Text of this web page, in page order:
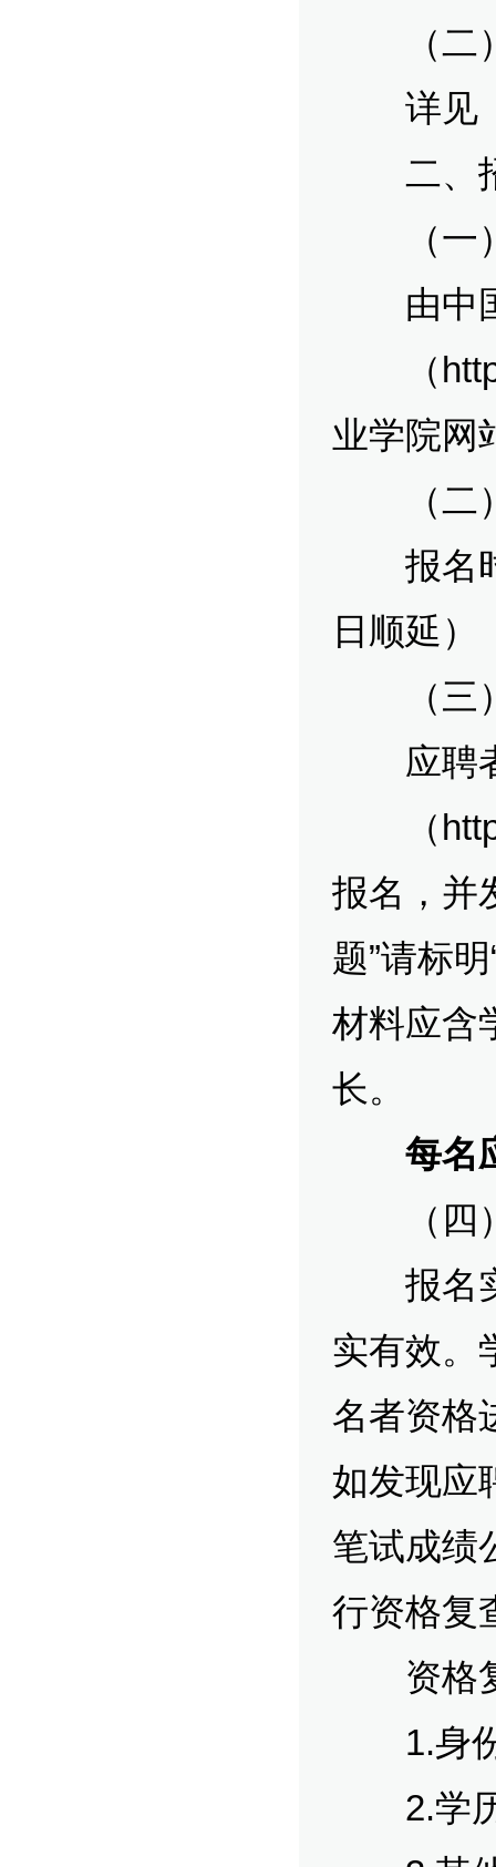
（二）
详见《
二、招
（一）
由中国
（
业学院网
（二
报名时
日顺延）
（三）
应聘者
（
报名，并
题”请标
材料应含
长。
每名
（四）
报名实
实有效。
名者资格
如发现应
笔试成绩
行资格复
资格复
1.身
2.学历